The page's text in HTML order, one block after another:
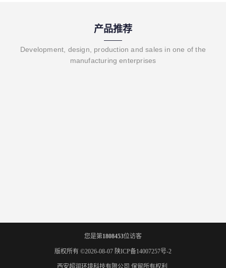
产品推荐
Development, design, production and sales in one of the
manufacturing enterprises
您是第1808453位访客
版权所有 ©2026-08-07 陕ICP备14007257号-2
西安超润环境科技有限公司 保留所有权利.